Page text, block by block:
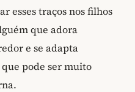
esses traços nos filhos
que adora
e se adapta
pode ser muito